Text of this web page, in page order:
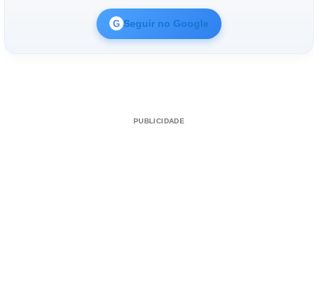
G Seguir no Google
PUBLICIDADE